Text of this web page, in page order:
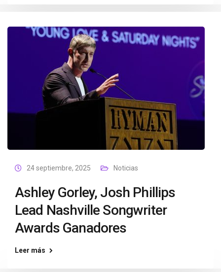
24 septiembre, 2025 Noticias
Ashley Gorley, Josh Phillips
Lead Nashville Songwriter
Awards Ganadores
Leer más